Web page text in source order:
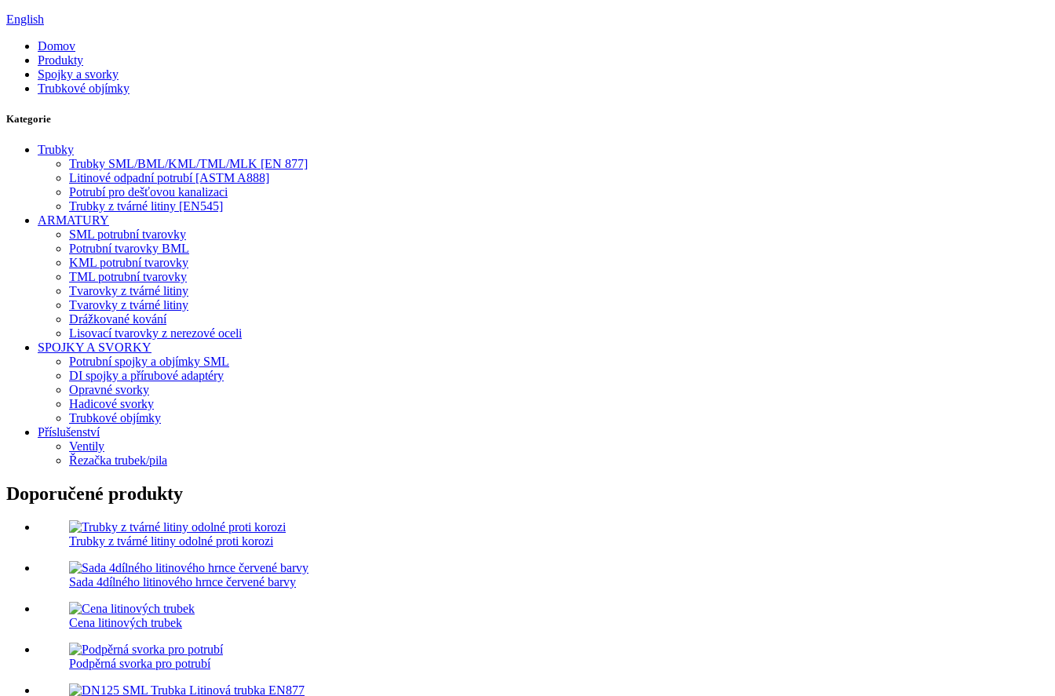
English
Domov
Produkty
Spojky a svorky
Trubkové objímky
Kategorie
Trubky
Trubky SML/BML/KML/TML/MLK [EN 877]
Litinové odpadní potrubí [ASTM A888]
Potrubí pro dešťovou kanalizaci
Trubky z tvárné litiny [EN545]
ARMATURY
SML potrubní tvarovky
Potrubní tvarovky BML
KML potrubní tvarovky
TML potrubní tvarovky
Tvarovky z tvárné litiny
Tvarovky z tvárné litiny
Drážkované kování
Lisovací tvarovky z nerezové oceli
SPOJKY A SVORKY
Potrubní spojky a objímky SML
DI spojky a přírubové adaptéry
Opravné svorky
Hadicové svorky
Trubkové objímky
Příslušenství
Ventily
Řezačka trubek/pila
Doporučené produkty
Trubky z tvárné litiny odolné proti korozi
Sada 4dílného litinového hrnce červené barvy
Cena litinových trubek
Podpěrná svorka pro potrubí